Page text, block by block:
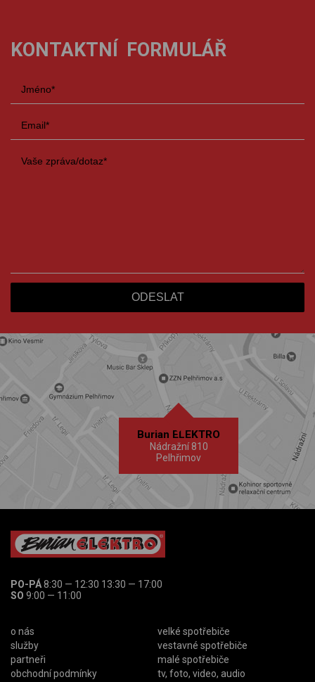
KONTAKTNÍ FORMULÁŘ
Burian ELEKTRO
Nádražní 810
Pelhřimov
PO-PÁ8:30 — 12:30 13:30 — 17:00
SO 9:00 — 11:00
o nás
služby
partneři
obchodní podmínky
velké spotřebiče
vestavné spotřebiče
malé spotřebiče
tv, foto, video, audio